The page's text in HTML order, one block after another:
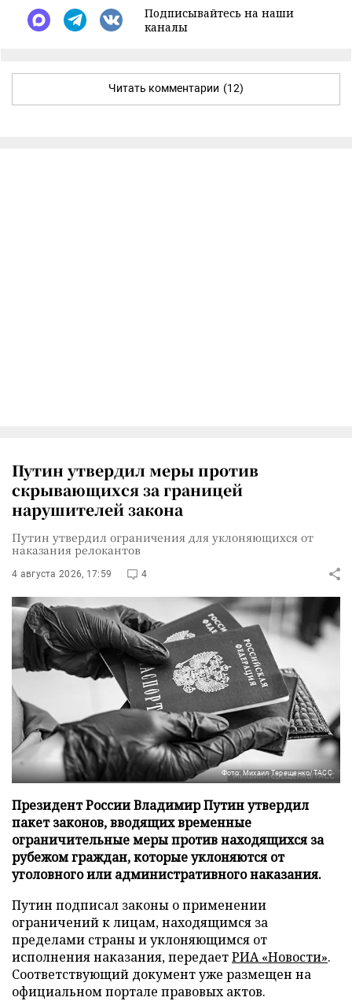
Подписывайтесь на наши
каналы
Читать комментарии (12)
Путин утвердил меры против
скрывающихся за границей
нарушителей закона
Путин утвердил ограничения для уклоняющихся от
наказания релокантов
4 августа 2026, 17:59 4
Фото: Михаил Терещенко/ТАСС
Президент России Владимир Путин утвердил
пакет законов, вводящих временные
ограничительные меры против находящихся за
рубежом граждан, которые уклоняются от
уголовного или административного наказания.
Путин подписал законы о применении
ограничений к лицам, находящимся за
пределами страны и уклоняющимся от
исполнения наказания, передаетРИА «Новости».
Соответствующий документ уже размещен на
официальном портале правовых актов.